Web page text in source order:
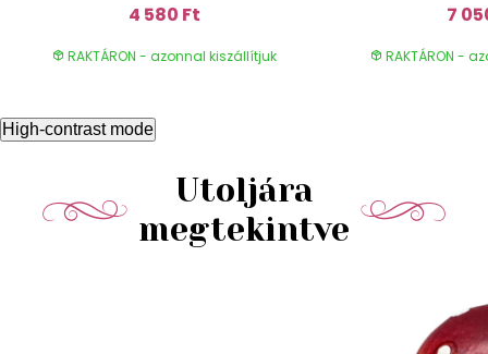
4 580 Ft
RAKTÁRON - azonnal kiszállítjuk
7
RAKTÁRON -
High-contrast mode
Utoljára
megtekintve